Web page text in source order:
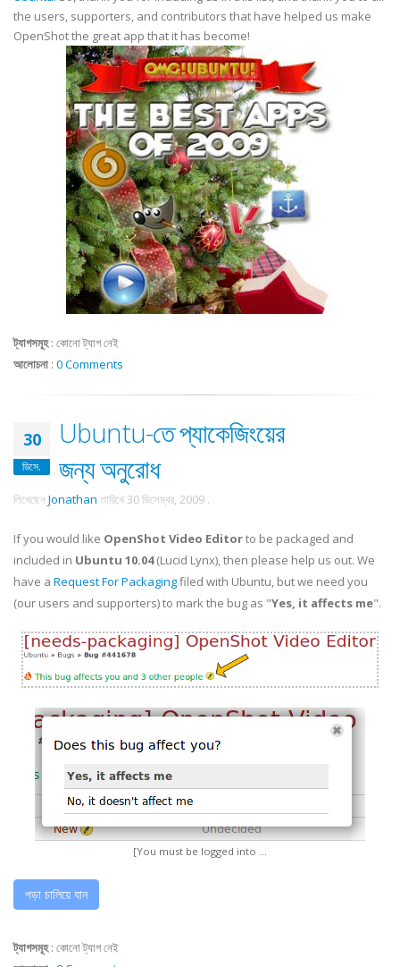
the users, supporters, and contributors that have helped us make
OpenShot the great app that it has become!
ট্যাগসমূহ: কোনো ট্যাগ নেই
আলোচনা : 0 Comments
30
ডিসে.
Ubuntu-তে প্যাকেজিংয়ের
জন্য অনুরোধ
লিখেছেন Jonathan তারিখে 30 ডিসেম্বর, 2009 .
If you would like OpenShot Video Editorto be packaged and
included in Ubuntu 10.04(Lucid Lynx), then please help us out. We
have a Request For Packagingfiled with Ubuntu, but we need you
(our users and supporters) to mark the bug as "Yes, it affects me".
[You must be logged into ...
পড়া চালিয়ে যান
ট্যাগসমূহ: কোনো ট্যাগ নেই